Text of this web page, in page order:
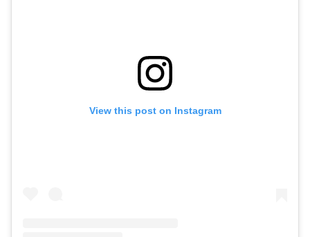
View this post on Instagram